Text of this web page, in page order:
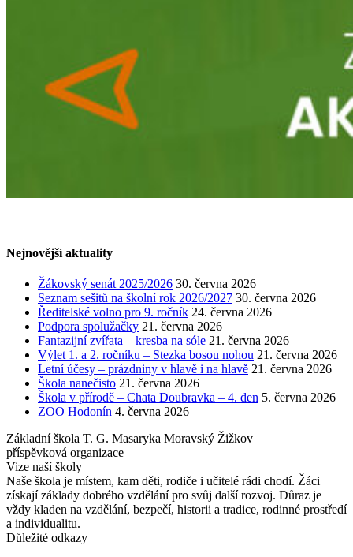
Nejnovější aktuality
Žákovský senát 2025/2026 30. června 2026
Seznam sešitů na školní rok 2026/2027 30. června 2026
Ředitelské volno pro 9. ročník 24. června 2026
Podpora spolužačky 21. června 2026
Fantazijní zvířata – kresba na sóle 21. června 2026
Výlet 1. a 2. ročníku – Stezka bosou nohou 21. června 2026
Letní účesy – prázdniny v hlavě i na hlavě 21. června 2026
Škola nanečisto 21. června 2026
Škola v přírodě – Chata Doubravka – 4. den 5. června 2026
ZOO Hodonín 4. června 2026
Základní škola T. G. Masaryka Moravský Žižkov
příspěvková organizace
Vize naší školy
Naše škola je místem, kam děti, rodiče i učitelé rádi chodí. Žáci
získají základy dobrého vzdělání pro svůj další rozvoj. Důraz je
vždy kladen na vzdělání, bezpečí, historii a tradice, rodinné prostředí
a individualitu.
Důležité odkazy